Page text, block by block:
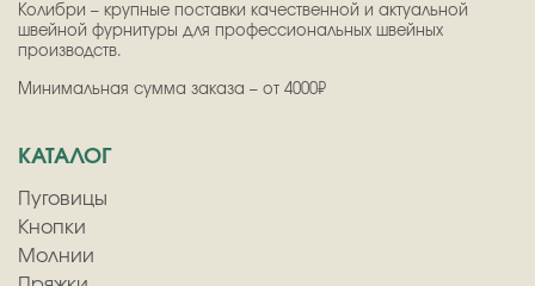
Колибри – крупные поставки качественной и актуальной
швейной фурнитуры для профессиональных швейных
производств.
Минимальная сумма заказа – от 4000₽
КАТАЛОГ
Пуговицы
Кнопки
Молнии